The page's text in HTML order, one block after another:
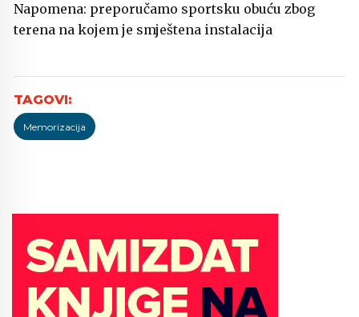
Napomena: preporučamo sportsku obuću zbog
terena na kojem je smještena instalacija
Memorizacija